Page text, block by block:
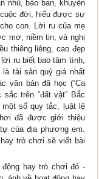
nhủ, bảo ban, khuyên
đời, hiểu được sự
con. Lời ru của mẹ
mơ, niềm tin, và nghị
thiêng liêng, cao đẹp
ru biết bao tâm tình,
tài sản quý giá nhất
văn bản đã học (“Ca
sắc trên “đất vật” Bắc
một số quy tắc, luật lệ
đã được giới thiệu
của địa phương em.
trò chơi sẽ viết bài
hay trò chơi đó -